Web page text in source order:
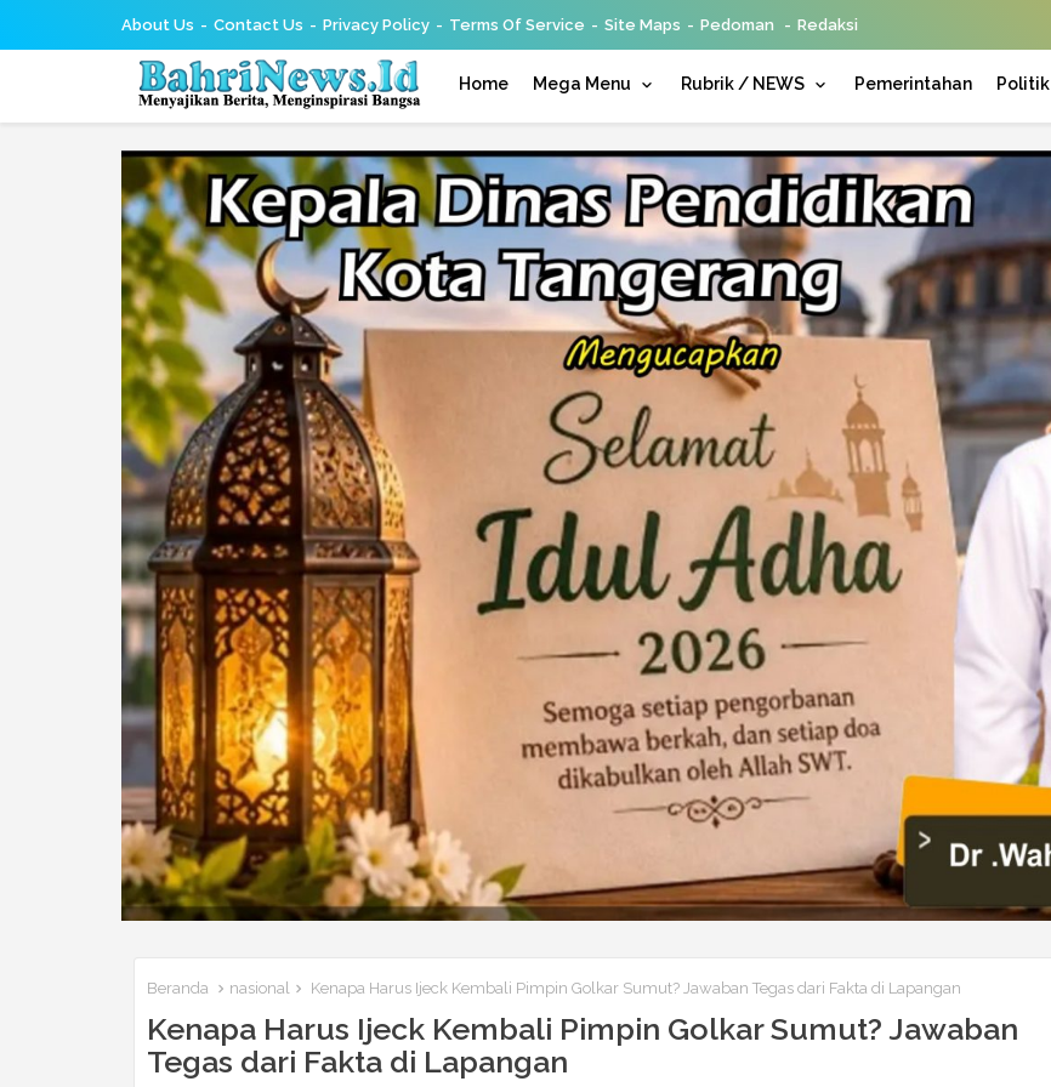
About Us Contact Us Privacy Policy Terms Of Service Site Maps Pedoman Redaksi
Home Mega Menu Rubrik / NEWS Pemerintahan Politik
Beranda nasional Kenapa Harus Ijeck Kembali Pimpin Golkar Sumut? Jawaban Tegas dari Fakta di Lapangan
Kenapa Harus Ijeck Kembali Pimpin Golkar Sumut? Jawaban
Tegas dari Fakta di Lapangan